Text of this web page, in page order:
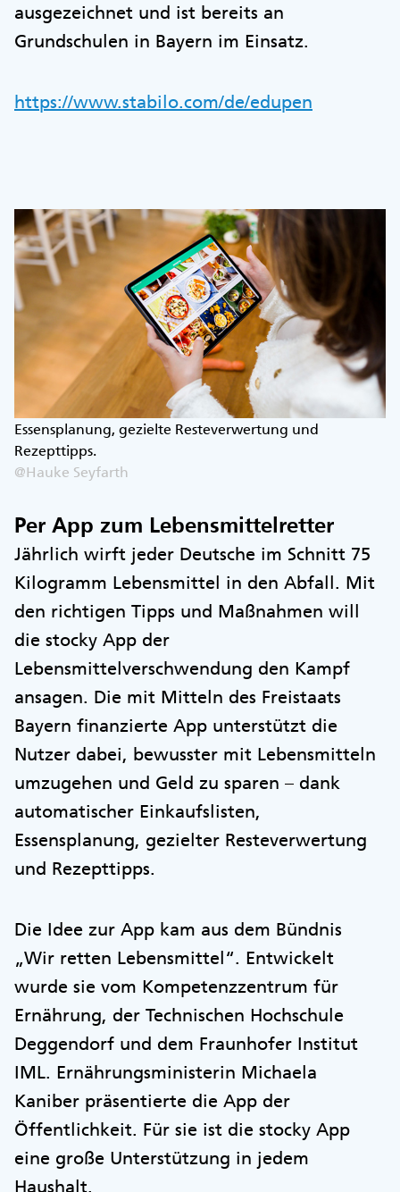
ausgezeichnet und ist bereits an
Grundschulen in Bayern im Einsatz.
https://www.stabilo.com/de/edupen
Essensplanung, gezielte Resteverwertung und
Rezepttipps.
@Hauke Seyfarth
Per App zum Lebensmittelretter
Jährlich wirft jeder Deutsche im Schnitt 75
Kilogramm Lebensmittel in den Abfall. Mit
den richtigen Tipps und Maßnahmen will
die stocky App der
Lebensmittelverschwendung den Kampf
ansagen. Die mit Mitteln des Freistaats
Bayern finanzierte App unterstützt die
Nutzer dabei, bewusster mit Lebensmitteln
umzugehen und Geld zu sparen – dank
automatischer Einkaufslisten,
Essensplanung, gezielter Resteverwertung
und Rezepttipps.
Die Idee zur App kam aus dem Bündnis
„Wir retten Lebensmittel“. Entwickelt
wurde sie vom Kompetenzzentrum für
Ernährung, der Technischen Hochschule
Deggendorf und dem Fraunhofer Institut
IML. Ernährungsministerin Michaela
Kaniber präsentierte die App der
Öffentlichkeit. Für sie ist die stocky App
eine große Unterstützung in jedem
Haushalt.